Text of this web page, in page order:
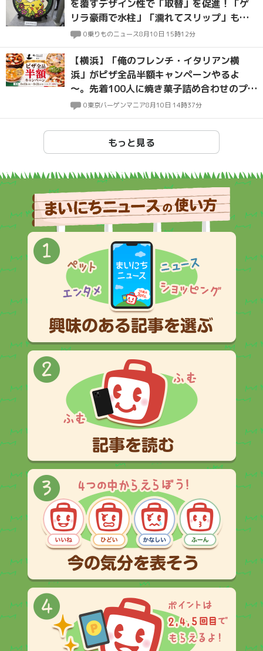
を覆すデザイン性で「取替」を促進！「ゲ
リラ豪雨で水柱」「濡れてスリップ」も防
げる!?
0乗りものニュース8月10日 15時12分
【横浜】「俺のフレンチ・イタリアン横
浜」がピザ全品半額キャンペーンやるよ
～。先着100人に焼き菓子詰め合わせのプレ
ゼントも。
0東京バーゲンマニア8月10日 14時37分
もっと見る